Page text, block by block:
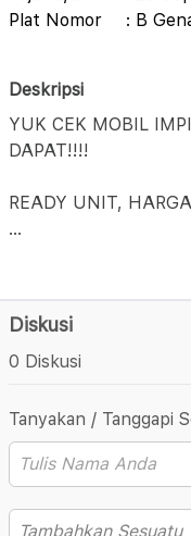
Plat Nomor
: B
Deskripsi
YUK CEK MOBIL
DAPAT!!!!
READY UNIT,
...
Diskusi
0 Diskusi
Tanyakan / Tanggapi